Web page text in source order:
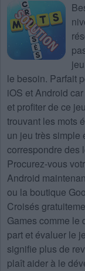
le besoin. Parfait
iOS et Android
et profiter de ce
trouvant les mots
un jeu très simple
correspondre des
Procurez-vous
Android
ou la boutique
Croisés
Games comme le
part et évaluer le
signifie plus de
plaît aider à le